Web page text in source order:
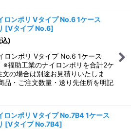
ロンポリ Vタイプ No.6 1ケース
[Vタイプ No.6]
)
ロンポリ Vタイプ No.6 1ケース
福助工業のナイロンポリを合計2ケ
文の場合は別途お見積りいたしま
品・ご注文数量・送り先住所を明記
ロンポリ Vタイプ No.7B4 1ケース
[Vタイプ No.7B4]